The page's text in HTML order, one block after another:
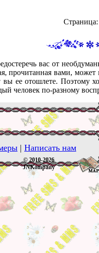
вас от
прочитанная вами,
вы ее отошлете. Поэтому
человек по-разному
| Написать нам
© 2010-2026
JNKompany